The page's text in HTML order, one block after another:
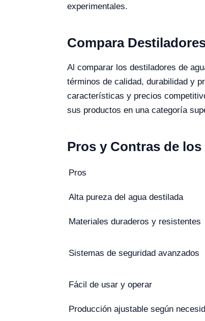
experimentales​​.
Compara
Al comparar los destiladores de
términos de calidad, durabilidad y
características y precios
sus productos en una categoría
Pros y Contras de
Pros
Alta pureza del agua destilada
Materiales duraderos y resistentes
Sistemas de seguridad avanzados
Fácil de usar y operar
Producción ajustable según